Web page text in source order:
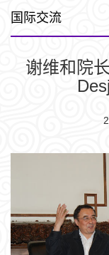
国际交流
谢维和院